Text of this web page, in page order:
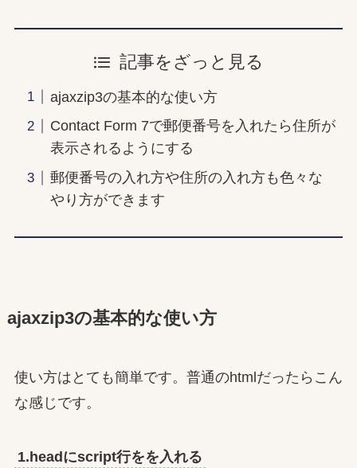
記事をざっと見る
ajaxzip3の基本的な使い方
Contact Form 7で郵便番号を入れたら住所が
表示されるようにする
郵便番号の入れ方や住所の入れ方も色々な
やり方ができます
ajaxzip3の基本的な使い方
使い方はとても簡単です。普通のhtmlだったらこん
な感じです。
1.headにscript行をを入れる